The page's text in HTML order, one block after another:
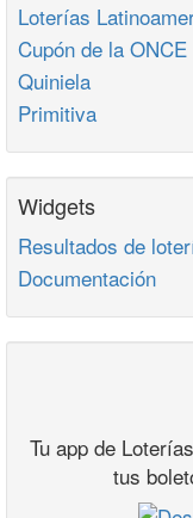
Loterías
Cupón de la ONCE
Quiniela
Primitiva
Widgets
Resultados de
Documentación
Tu app de
tus